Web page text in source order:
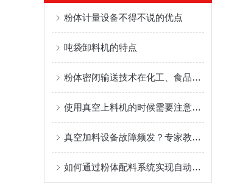
粉体计量设备不得不说的优点
吨袋卸料机的特点
粉体密闭输送技术在化工、食品、医药行业的应用
使用真空上料机的时候需要注意的问题
真空加料设备故障频发？专家教你如何快速解决！
如何通过粉体配料系统实现自动化生产？